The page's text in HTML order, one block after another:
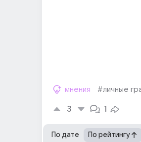
мнения #личные
3 1
По дате По рейтингу